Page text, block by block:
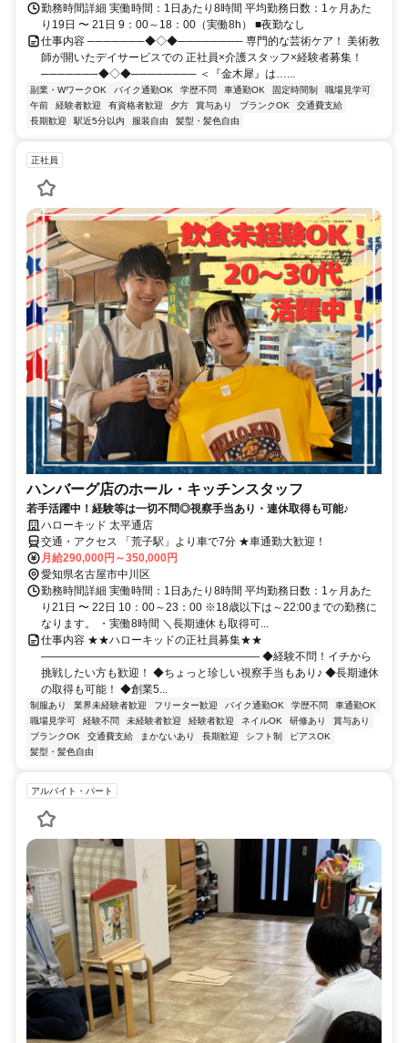
勤務時間詳細 実働時間：1日あたり8時間 平均勤務日数：1ヶ月あた
り19日 〜 21日 9：00～18：00（実働8h） ■夜勤なし
仕事内容 ───────◆◇◆──────── 専門的な芸術ケア！ 美術教
師が開いたデイサービスでの 正社員×介護スタッフ×経験者募集！
───────◆◇◆──────── ＜『金木犀』は…...
副業・WワークOK バイク通勤OK 学歴不問 車通勤OK 固定時間制
職場見学可
午前
経験者歓迎 有資格者歓迎 夕方 賞与あり ブランクOK
交通費支給
長期歓迎
駅近5分以内 服装自由 髪型・髪色自由
正社員
ハンバーグ店のホール・キッチンスタッフ
若手活躍中！経験等は一切不問◎視察手当あり・連休取得も可能♪
ハローキッド 太平通店
交通・アクセス 「荒子駅」より車で7分 ★車通勤大歓迎！
月給290,000円～350,000円
愛知県名古屋市中川区
勤務時間詳細 実働時間：1日あたり8時間 平均勤務日数：1ヶ月あた
り21日 〜 22日 10：00～23：00 ※18歳以下は～22:00までの勤務に
なります。 ・実働8時間 ＼長期連休も取得可...
仕事内容 ★★ハローキッドの正社員募集★★
―――――――――――――――――――― ◆経験不問！イチから
挑戦したい方も歓迎！ ◆ちょっと珍しい視察手当もあり♪ ◆長期連休
の取得も可能！ ◆創業5...
制服あり 業界未経験者歓迎 フリーター歓迎 バイク通勤OK 学歴不問
車通勤OK
職場見学可
経験不問 未経験者歓迎 経験者歓迎 ネイルOK 研修あり
賞与あり
ブランクOK
交通費支給 まかないあり 長期歓迎 シフト制
ピアスOK
髪型・髪色自由
アルバイト・パート